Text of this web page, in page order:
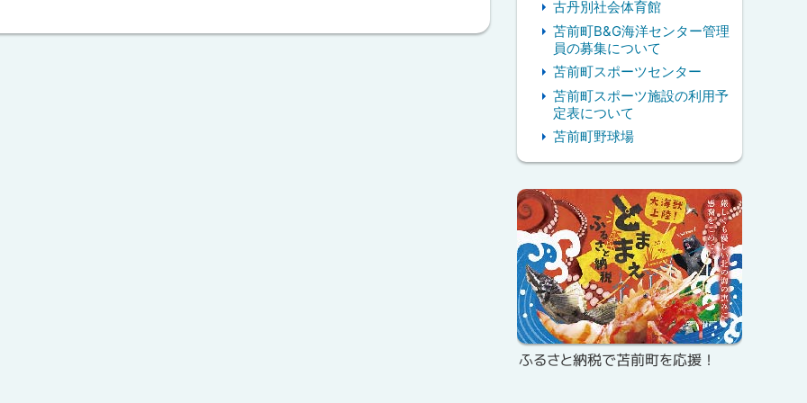
古丹別社会体育館
苫前町B&G海洋センター管理
員の募集について
苫前町スポーツセンター
苫前町スポーツ施設の利用予
定表について
苫前町野球場
ピ
ッ
ク
ア
ッ
プ
ふるさと納税で苫前町を応援！